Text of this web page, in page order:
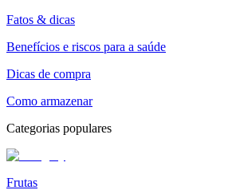
Fatos & dicas
Benefícios e riscos para a saúde
Dicas de compra
Como armazenar
Categorias populares
Frutas